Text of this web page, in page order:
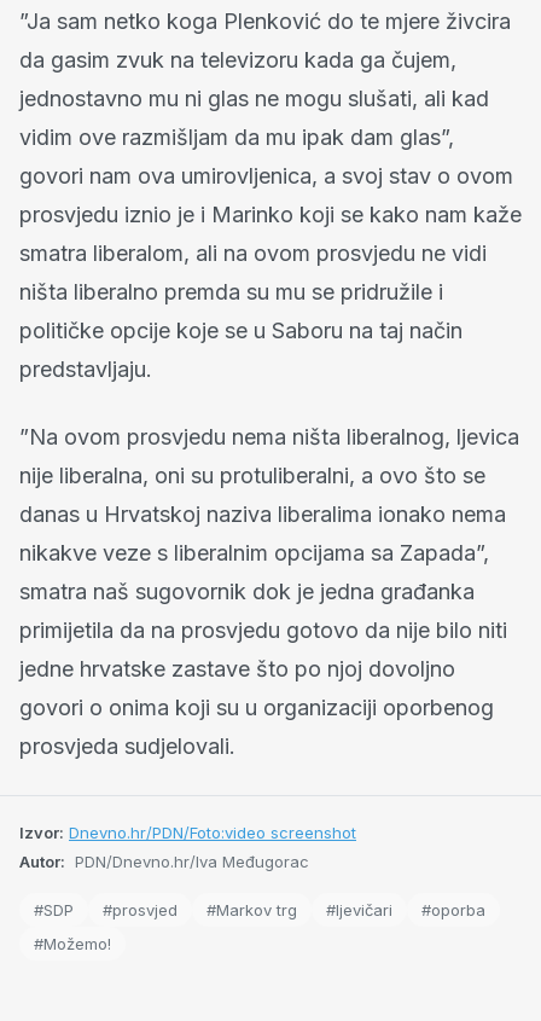
”Ja sam netko koga Plenković do te mjere živcira
da gasim zvuk na televizoru kada ga čujem,
jednostavno mu ni glas ne mogu slušati, ali kad
vidim ove razmišljam da mu ipak dam glas”,
govori nam ova umirovljenica, a svoj stav o ovom
prosvjedu iznio je i Marinko koji se kako nam kaže
smatra liberalom, ali na ovom prosvjedu ne vidi
ništa liberalno premda su mu se pridružile i
političke opcije koje se u Saboru na taj način
predstavljaju.
”Na ovom prosvjedu nema ništa liberalnog, ljevica
nije liberalna, oni su protuliberalni, a ovo što se
danas u Hrvatskoj naziva liberalima ionako nema
nikakve veze s liberalnim opcijama sa Zapada”,
smatra naš sugovornik dok je jedna građanka
primijetila da na prosvjedu gotovo da nije bilo niti
jedne hrvatske zastave što po njoj dovoljno
govori o onima koji su u organizaciji oporbenog
prosvjeda sudjelovali.
Izvor: Dnevno.hr/PDN/Foto:video screenshot
Autor: PDN/Dnevno.hr/Iva Međugorac
#SDP #prosvjed #Markov trg #ljevičari
#oporba
#Možemo!